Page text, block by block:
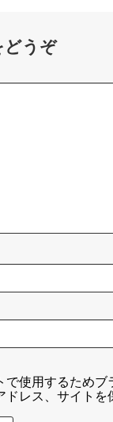
どうぞ
で使用するためブ
レス、サイトを